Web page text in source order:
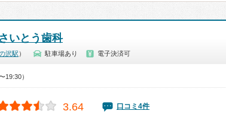
いとう歯科
沢駅 ） 駐車場あり 電子決済可
19:30）
3.64 口コミ4件